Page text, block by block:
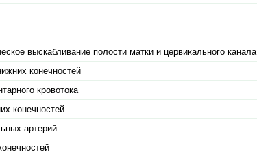
выскабливание полости матки и цервикального канала
конечностей
кровотока
конечностей
артерий